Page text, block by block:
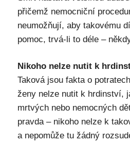
přičemž nemocniční
neumožňují, aby takovému
pomoc, trvá-li to déle –
Nikoho nelze nutit k
Taková jsou fakta o
ženy nelze nutit k hrdinství,
mrtvých nebo nemocných
pravda – nikoho nelze k
a nepomůže tu žádný